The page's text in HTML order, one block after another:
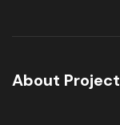
About Project